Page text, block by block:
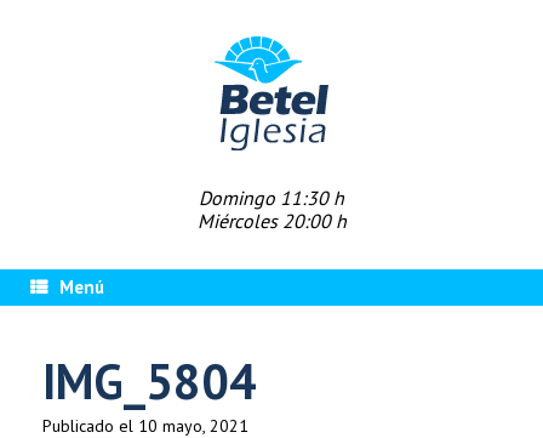
Domingo 11:30 h
Miércoles 20:00 h
Menú
IMG_5804
Publicado el 10 mayo, 2021